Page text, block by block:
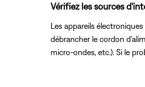
Vérifiez les sources
Les appareils
débrancher le cordon
micro-ondes, etc.). Si le